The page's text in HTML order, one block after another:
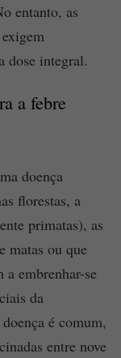
entanto, as
dose integral.
afebre
doença
florestas, a
primatas), as
matas ou que
embrenhar-se
da
é comum,
entre nove